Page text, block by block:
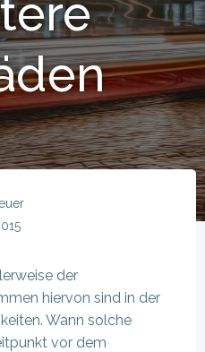
der
hiervon sind in der
Wann solche
vor dem